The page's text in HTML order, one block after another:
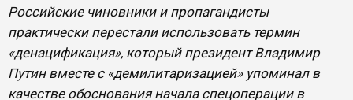
Российские чиновники и пропагандисты
практически перестали использовать термин
«денацификация», который президент Владимир
Путин вместе с «демилитаризацией» упоминал в
качестве обоснования начала спецоперации в